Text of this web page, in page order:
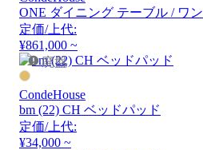
ONE ダイニング テーブル / ワン
定価/上代:
¥861,000 ~
廃盤
CondeHouse
bm (22) CH ベッドパッド
定価/上代:
¥34,000 ~